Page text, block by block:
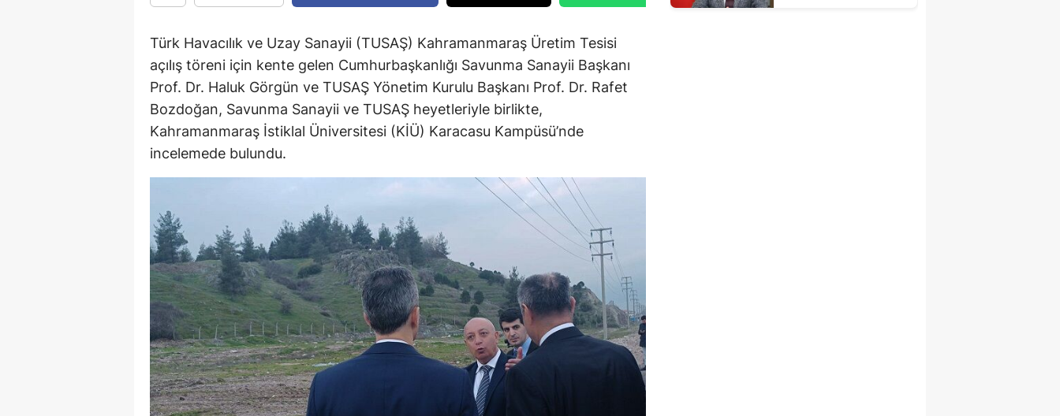
Türk Havacılık ve Uzay Sanayii (TUSAŞ) Kahramanmaraş Üretim Tesisi
açılış töreni için kente gelen Cumhurbaşkanlığı Savunma Sanayii Başkanı
Prof. Dr. Haluk Görgün ve TUSAŞ Yönetim Kurulu Başkanı Prof. Dr. Rafet
Bozdoğan, Savunma Sanayii ve TUSAŞ heyetleriyle birlikte,
Kahramanmaraş İstiklal Üniversitesi (KİÜ) Karacasu Kampüsü’nde
incelemede bulundu.